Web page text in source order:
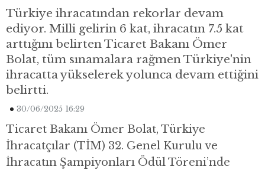
Türkiye ihracatından rekorlar devam
ediyor. Milli gelirin 6 kat, ihracatın 7.5 kat
arttığını belirten Ticaret Bakanı Ömer
Bolat, tüm sınamalara rağmen Türkiye'nin
ihracatta yükselerek yolunca devam ettiğini
belirtti.
30/06/2025 16:29
Ticaret Bakanı Ömer Bolat, Türkiye
İhracatçılar (TİM) 32. Genel Kurulu ve
İhracatın Şampiyonları Ödül Töreni’nde